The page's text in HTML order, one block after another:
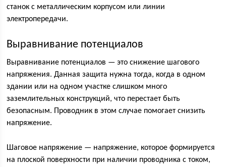
станок с металлическим корпусом или линии
электропередачи.
Выравнивание потенциалов
Выравнивание потенциалов — это снижение шагового
напряжения. Данная защита нужна тогда, когда в одном
здании или на одном участке слишком много
заземлительных конструкций, что перестает быть
безопасным. Проводник в этом случае помогает снизить
напряжение.
Шаговое напряжение — напряжение, которое формируется
на плоской поверхности при наличии проводника с током,